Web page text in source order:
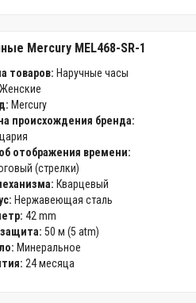
Mercury MEL468-SR-1
товаров: Наручные часы
Женские
Mercury
происхождения бренда:
отображения времени:
(стрелки)
Кварцевый
Нержавеющая сталь
42 mm
50 м (5 atm)
Минеральное
24 месяца